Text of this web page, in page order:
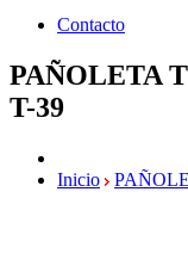
Contacto
PAÑOLETA
T-39
Inicio